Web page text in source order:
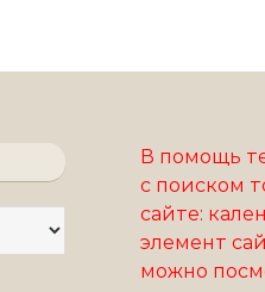
В помощь
с поиском
сайте:
элемент
можно